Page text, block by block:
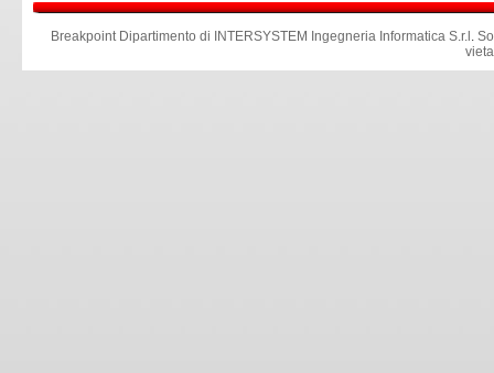
Breakpoint Dipartimento di INTERSYSTEM Ingegneria Informatica S.r.l .